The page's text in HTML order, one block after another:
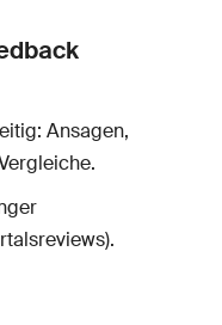
Ansagen,